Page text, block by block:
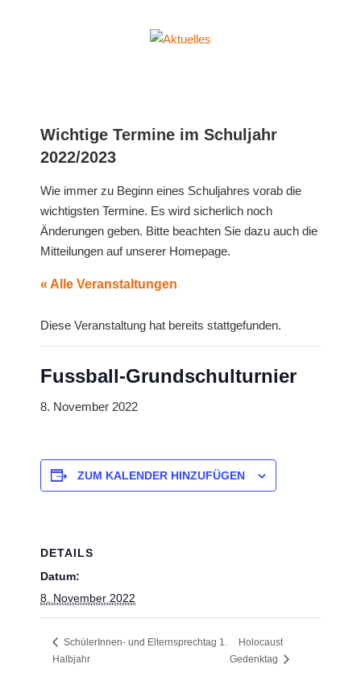
Stadt
Herne
Wichtige Termine im Schuljahr
2022/2023
Wie immer zu Beginn eines Schuljahres vorab die
wichtigsten Termine. Es wird sicherlich noch
Änderungen geben. Bitte beachten Sie dazu auch die
Mitteilungen auf unserer Homepage.
« Alle Veranstaltungen
Diese Veranstaltung hat bereits stattgefunden.
Fussball-Grundschulturnier
8. November 2022
ZUM KALENDER HINZUFÜGEN
DETAILS
Datum:
8. November 2022
SchülerInnen- und Elternsprechtag 1.
Halbjahr
Holocaust
Gedenktag